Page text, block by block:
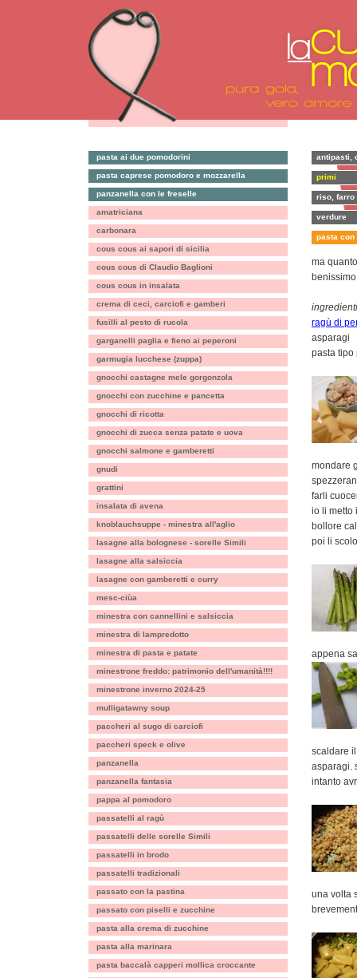
antipasti,
primi
riso, farro
verdure
pasta ai due pomodorini
pasta caprese pomodoro e mozzarella
panzanella con le freselle
amatriciana
carbonara
cous cous ai sapori di sicilia
cous cous di Claudio Baglioni
cous cous in insalata
crema di ceci, carciofi e gamberi
fusilli al pesto di rucola
garganelli paglia e fieno ai peperoni
garmugia lucchese (zuppa)
gnocchi castagne mele gorgonzola
gnocchi con zucchine e pancetta
gnocchi di ricotta
gnocchi di zucca senza patate e uova
gnocchi salmone e gamberetti
gnudi
grattini
insalata di avena
knoblauchsuppe - minestra all'aglio
lasagne alla bolognese - sorelle Simili
lasagne alla salsiccia
lasagne con gamberetti e curry
mesc-ciùa
minestra con cannellini e salsiccia
minestra di lampredotto
minestra di pasta e patate
minestrone freddo: patrimonio dell'umanità!!!!
minestrone inverno 2024-25
mulligatawny soup
paccheri al sugo di carciofi
paccheri speck e olive
panzanella
panzanella fantasia
pappa al pomodoro
passatelli al ragù
passatelli delle sorelle Simili
passatelli in brodo
passatelli tradizionali
passato con la pastina
passato con piselli e zucchine
pasta alla crema di zucchine
pasta alla marinara
pasta baccalà capperi mollica croccante
pasta con
ma
ragù di
asparagi
pasta tipo
mondare
farli
io li metto
bollore
poi li scolo
appena
scaldare
asparagi.
intanto
una volta